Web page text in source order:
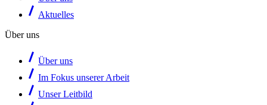
Aktuelles
Über uns
Über uns
Im Fokus unserer Arbeit
Unser Leitbild